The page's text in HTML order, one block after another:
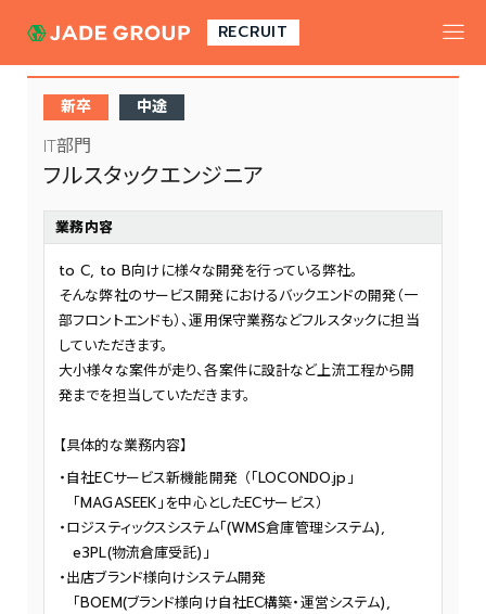
RECRUIT
toggle
新卒 中途
IT部門
フルスタックエンジニア
業務内容
to C, to B向けに様々な開発を行っている弊社。
そんな弊社のサービス開発におけるバックエンドの開発（一
部フロントエンドも）、運用保守業務などフルスタックに担当
していただきます。
大小様々な案件が走り、各案件に設計など上流工程から開
発までを担当していただきます。
【具体的な業務内容】
自社ECサービス新機能開発 （「LOCONDO.jp」
「MAGASEEK」を中心としたECサービス）
ロジスティックスシステム「(WMS倉庫管理システム),
e3PL(物流倉庫受託)」
出店ブランド様向けシステム開発
「BOEM(ブランド様向け自社EC構築・運営システム),